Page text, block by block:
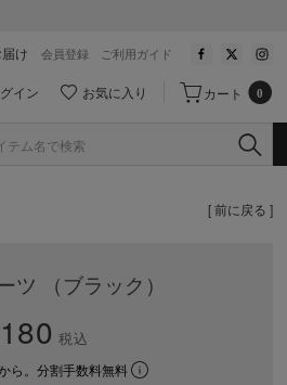
け 会員登録 ご利用ガイド
イン お気に入り カート 0
[ 前に戻る ]
ツ （ブラック）
税込
ら。分割手数料無料